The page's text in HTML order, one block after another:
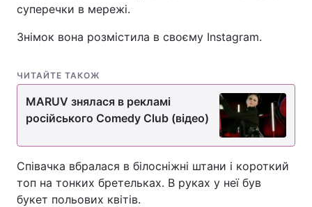
суперечки в мережі.
Знімок вона розмістила в своєму Instagram.
ЧИТАЙТЕ ТАКОЖ
MARUV знялася в рекламі
російського Comedy Сlub (відео)
Співачка вбралася в білосніжні штани і короткий
топ на тонких бретельках. В руках у неї був
букет польових квітів.